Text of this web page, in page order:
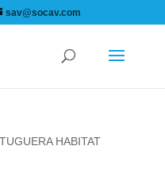
sav@socav.com
HABITAT